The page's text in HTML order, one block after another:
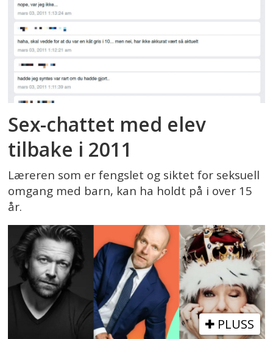
Sex-chattet med elev
tilbake i 2011
Læreren som er fengslet og siktet for seksuell
omgang med barn, kan ha holdt på i over 15
år.
PLUSS